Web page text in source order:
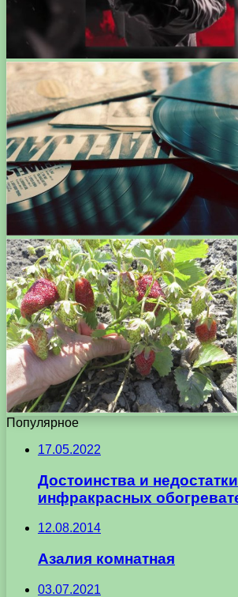
Популярное
17.05.2022
Достоинства и недостатки
инфракрасных
12.08.2014
Азалия комнатная
03.07.2021